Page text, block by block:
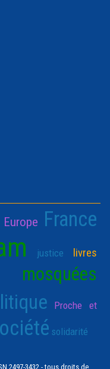
Europe France
justice livres
mosquées
Proche et
solidarité
2497-3432 - tous droits de